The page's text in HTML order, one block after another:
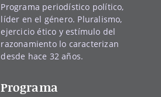
Programa periodístico político,
líder en el género. Pluralismo,
ejercicio ético y estímulo del
razonamiento lo caracterizan
desde hace 32 años.
Programa